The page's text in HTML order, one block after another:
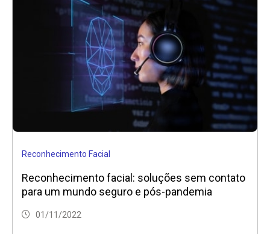
Reconhecimento Facial
Reconhecimento facial: soluções sem contato
para um mundo seguro e pós-pandemia
01/11/2022